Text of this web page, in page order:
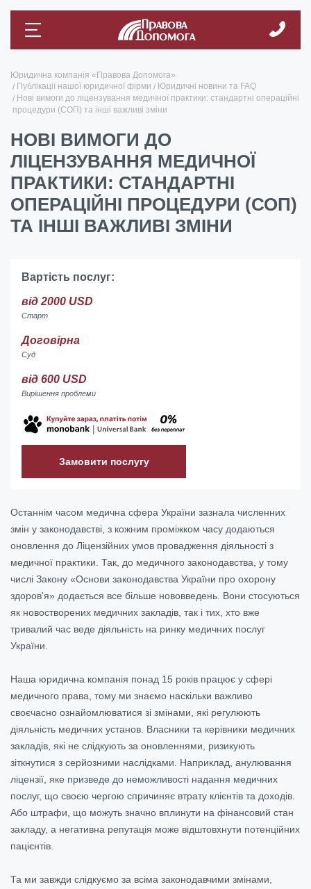
Юридична компанія «Правова Допомога»
Публікації нашої юридичної фірми
Юридичні новини та FAQ
Нові вимоги до ліцензування медичної практики: стандартні операційні
процедури (СОП) та інші важливі зміни
НОВІ ВИМОГИ ДО
ЛІЦЕНЗУВАННЯ МЕДИЧНОЇ
ПРАКТИКИ: СТАНДАРТНІ
ОПЕРАЦІЙНІ ПРОЦЕДУРИ (СОП)
ТА ІНШІ ВАЖЛИВІ ЗМІНИ
Вартість послуг:
від 2000 USD
Старт
Договірна
Суд
від 600 USD
Вирішення проблеми
Замовити послугу
Останнім часом медична сфера України зазнала численних
змін у законодавстві, з кожним проміжком часу додаються
оновлення до Ліцензійних умов провадження діяльності з
медичної практики. Так, до медичного законодавства, у тому
числі Закону «Основи законодавства України про охорону
здоров'я» додається все більше нововведень . Вони стосуються
як новостворених медичних закладів, так і тих, хто вже
тривалий час веде діяльність на ринку медичних послуг
України.
Наша юридична компанія понад 15 років працює у сфері
медичного права, тому ми знаємо наскільки важливо
своєчасно ознайомлюватися зі змінами, які регулюють
діяльність медичних установ. Власники та керівники медичних
закладів, які не слідкують за оновленнями, ризикують
зіткнутися з серйозними наслідками. Наприклад, анулювання
ліцензії, яке призведе до неможливості надання медичних
послуг, що своєю чергою спричиняє втрату клієнтів та доходів.
Або штрафи, що можуть значно вплинути на фінансовий стан
закладу, а негативна репутація може відштовхнути потенційних
пацієнтів.
Та ми завжди слідкуємо за всіма законодавчими змінами,